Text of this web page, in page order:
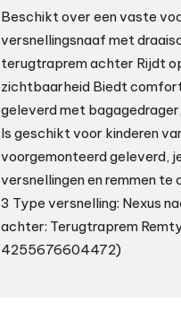
Beschikt over een vaste
versnellingsnaaf met
terugtraprem achter Rijdt
zichtbaarheid Biedt
geleverd met
Is geschikt voor kinderen
voorgemonteerd geleverd,
versnellingen en remmen te
3 Type versnelling: Nexus
achter: Terugtraprem
4255676604472)